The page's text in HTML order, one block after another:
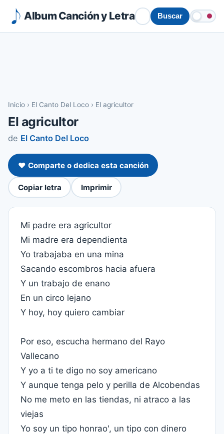
Album Canción y Letra Buscar
Inicio › El Canto Del Loco › El agricultor
El agricultor
de El Canto Del Loco
❤️ Comparte o dedica esta canción
Copiar letra Imprimir
Mi padre era agricultor
Mi madre era dependienta
Yo trabajaba en una mina
Sacando escombros hacia afuera
Y un trabajo de enano
En un circo lejano
Y hoy, hoy quiero cambiar
Por eso, escucha hermano del Rayo
Vallecano
Y yo a ti te digo no soy americano
Y aunque tenga pelo y perilla de Alcobendas
No me meto en las tiendas, ni atraco a las
viejas
Yo soy un tipo honrao', un tipo con dinero